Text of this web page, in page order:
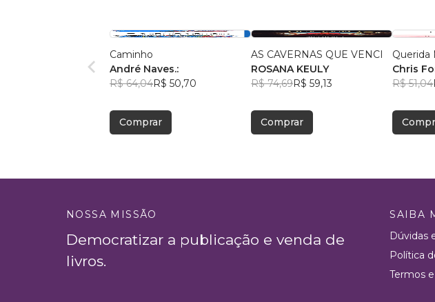
Caminho
André Naves.:
R$ 64,04R$ 50,70
Comprar
AS CAVERNAS QUE VENCI
ROSANA KEULY
R$ 74,69R$ 59,13
Comprar
Querida
Chris
R$ 51,04
NOSSA MISSÃO
Democratizar a publicação e venda de
livros.
SAIBA
Dúvidas
Política
Termos